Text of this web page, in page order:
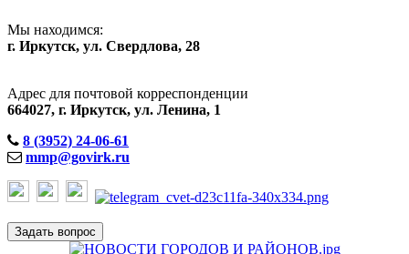
Мы находимся:
г. Иркутск, ул. Свердлова, 28
Адрес для почтовой корреспонденции
664027, г. Иркутск, ул. Ленина, 1
8 (3952) 24-06-61
mmp@govirk.ru
Задать вопрос